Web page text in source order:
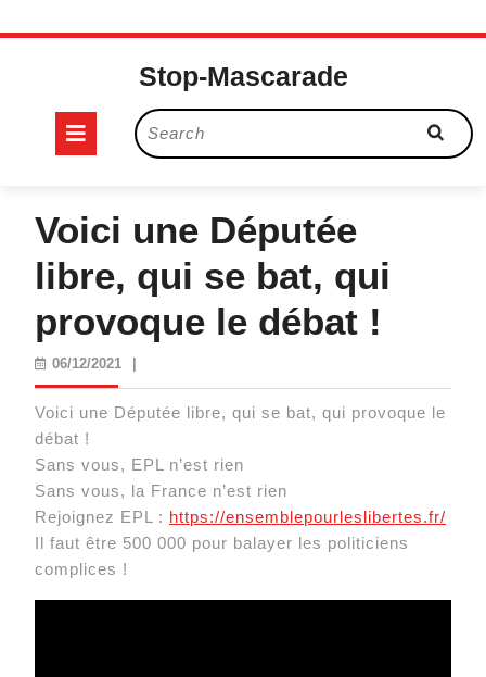
Skip
Stop-Mascarade
Open
Search
for:
Voici une Députée
libre, qui se bat, qui
provoque le débat !
06/12/202106/12/2021
Voici une Députée libre, qui se bat, qui provoque le
débat !
Sans vous, EPL n’est rien
Sans vous, la France n’est rien
Rejoignez EPL : https://ensemblepourleslibertes.fr/
Il faut être 500 000 pour balayer les politiciens
complices !